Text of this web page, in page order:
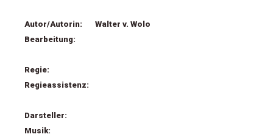
Autor/Autorin:
Walter v. Wolo
Bearbeitung:
Regie:
Regieassistenz:
Darsteller:
Musik: